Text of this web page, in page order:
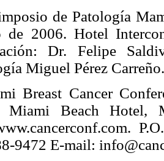
de Patología
de 2006. Hotel
Dr. Felipe
Miguel Pérez
Breast Cancer
Miami Beach Hotel,
9472 E-mail: